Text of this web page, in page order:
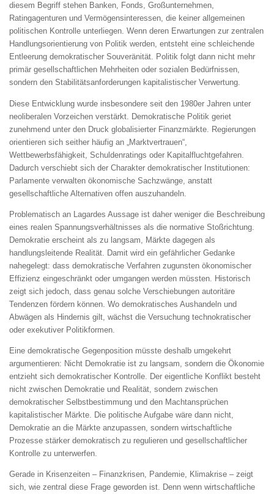
diesem Begriff stehen Banken, Fonds, Großunternehmen,
Ratingagenturen und Vermögensinteressen, die keiner allgemeinen
politischen Kontrolle unterliegen. Wenn deren Erwartungen zur zentralen
Handlungsorientierung von Politik werden, entsteht eine schleichende
Entleerung demokratischer Souveränität. Politik folgt dann nicht mehr
primär gesellschaftlichen Mehrheiten oder sozialen Bedürfnissen,
sondern den Stabilitätsanforderungen kapitalistischer Verwertung.
Diese Entwicklung wurde insbesondere seit den 1980er Jahren unter
neoliberalen Vorzeichen verstärkt. Demokratische Politik geriet
zunehmend unter den Druck globalisierter Finanzmärkte. Regierungen
orientieren sich seither häufig an „Marktvertrauen“,
Wettbewerbsfähigkeit, Schuldenratings oder Kapitalfluchtgefahren.
Dadurch verschiebt sich der Charakter demokratischer Institutionen:
Parlamente verwalten ökonomische Sachzwänge, anstatt
gesellschaftliche Alternativen offen auszuhandeln.
Problematisch an Lagardes Aussage ist daher weniger die Beschreibung
eines realen Spannungsverhältnisses als die normative Stoßrichtung.
Demokratie erscheint als zu langsam, Märkte dagegen als
handlungsleitende Realität. Damit wird ein gefährlicher Gedanke
nahegelegt: dass demokratische Verfahren zugunsten ökonomischer
Effizienz eingeschränkt oder umgangen werden müssten. Historisch
zeigt sich jedoch, dass genau solche Verschiebungen autoritäre
Tendenzen fördern können. Wo demokratisches Aushandeln und
Abwägen als Hindernis gilt, wächst die Versuchung technokratischer
oder exekutiver Politikformen.
Eine demokratische Gegenposition müsste deshalb umgekehrt
argumentieren: Nicht Demokratie ist zu langsam, sondern die Ökonomie
entzieht sich demokratischer Kontrolle. Der eigentliche Konflikt besteht
nicht zwischen Demokratie und Realität, sondern zwischen
demokratischer Selbstbestimmung und den Machtansprüchen
kapitalistischer Märkte. Die politische Aufgabe wäre dann nicht,
Demokratie an die Märkte anzupassen, sondern wirtschaftliche
Prozesse stärker demokratisch zu regulieren und gesellschaftlicher
Kontrolle zu unterwerfen.
Gerade in Krisenzeiten – Finanzkrisen, Pandemie, Klimakrise – zeigt
sich, wie zentral diese Frage geworden ist. Denn wenn wirtschaftliche